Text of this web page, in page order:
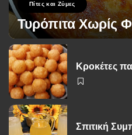
Πίτες και Ζύμες
Τυρόπιτα Χωρίς
Posted
by
George Zolis 17 Σεπτεμβρίου 2024
Κροκέτες
Σπιτική